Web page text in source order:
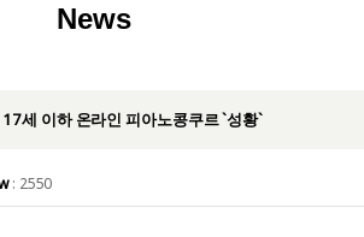
News
세 이하 온라인 피아노콩쿠르 `성황`
: 2550